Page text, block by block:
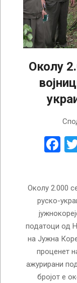
Околу
Околу 2.000
руско-
податоци од
на Јужна
проценет
ажурирани
бројот е